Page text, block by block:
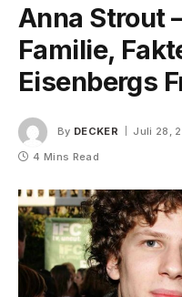
Anna Strout
Familie,
Eisenbergs
By DECKER Juli 28,
4 Mins Read